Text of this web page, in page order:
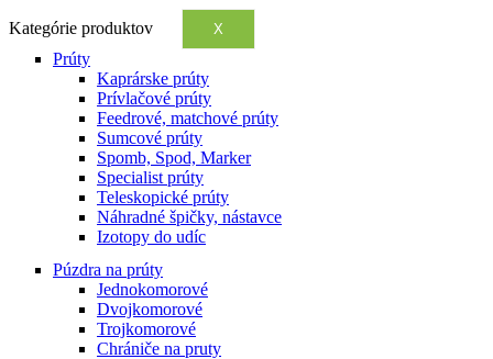
Kategórie produktov X
Prúty
Kaprárske prúty
Prívlačové prúty
Feedrové, matchové prúty
Sumcové prúty
Spomb, Spod, Marker
Specialist prúty
Teleskopické prúty
Náhradné špičky, nástavce
Izotopy do udíc
Púzdra na prúty
Jednokomorové
Dvojkomorové
Trojkomorové
Chrániče na pruty